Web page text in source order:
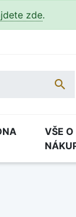
zde.

VŠE O